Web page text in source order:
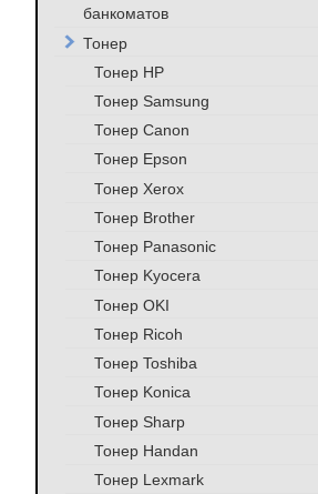
банкоматов
Тонер
Тонер HP
Тонер Samsung
Тонер Canon
Тонер Epson
Тонер Xerox
Тонер Brother
Тонер Panasonic
Тонер Kyocera
Тонер OKI
Тонер Ricoh
Тонер Toshiba
Тонер Konica
Тонер Sharp
Тонер Handan
Тонер Lexmark